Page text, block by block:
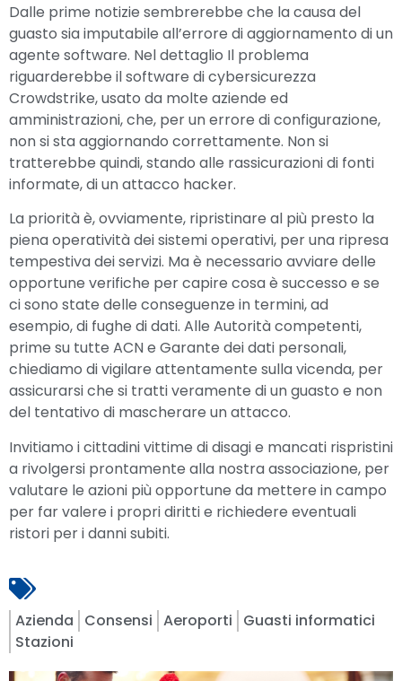
Dalle prime notizie sembrerebbe che la causa del
guasto sia imputabile all’errore di aggiornamento di un
agente software. Nel dettaglio Il problema
riguarderebbe il software di cybersicurezza
Crowdstrike, usato da molte aziende ed
amministrazioni, che, per un errore di configurazione,
non si sta aggiornando correttamente. Non si
tratterebbe quindi, stando alle rassicurazioni di fonti
informate, di un attacco hacker.
La priorità è, ovviamente, ripristinare al più presto la
piena operatività dei sistemi operativi, per una ripresa
tempestiva dei servizi. Ma è necessario avviare delle
opportune verifiche per capire cosa è successo e se
ci sono state delle conseguenze in termini, ad
esempio, di fughe di dati. Alle Autorità competenti,
prime su tutte ACN e Garante dei dati personali,
chiediamo di vigilare attentamente sulla vicenda, per
assicurarsi che si tratti veramente di un guasto e non
del tentativo di mascherare un attacco.
Invitiamo i cittadini vittime di disagi e mancati rispristini
a rivolgersi prontamente alla nostra associazione, per
valutare le azioni più opportune da mettere in campo
per far valere i propri diritti e richiedere eventuali
ristori per i danni subiti.
Azienda Consensi Aeroporti
Guasti informatici
Stazioni